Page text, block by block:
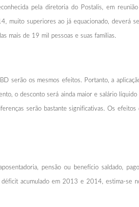
pela diretoria do Postalis, em
muito superiores ao já equacionado, deverá
mais de 19 mil pessoas e suas famílias.
serão os mesmos efeitos. Portanto, a
o desconto será ainda maior e salário
serão bastante significativas. Os
pensão ou benefício saldado,
acumulado em 2013 e 2014, estima-